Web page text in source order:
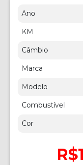
Ano
KM
Câmbio
Marca
Modelo
Combustível
Cor